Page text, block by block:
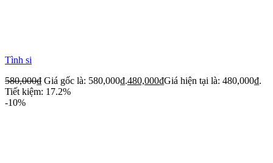
Tình si
580,000₫ Giá gốc là: 580,000₫.480,000₫Giá hiện tại là: 480,000₫.
Tiết kiệm: 17.2%
-10%